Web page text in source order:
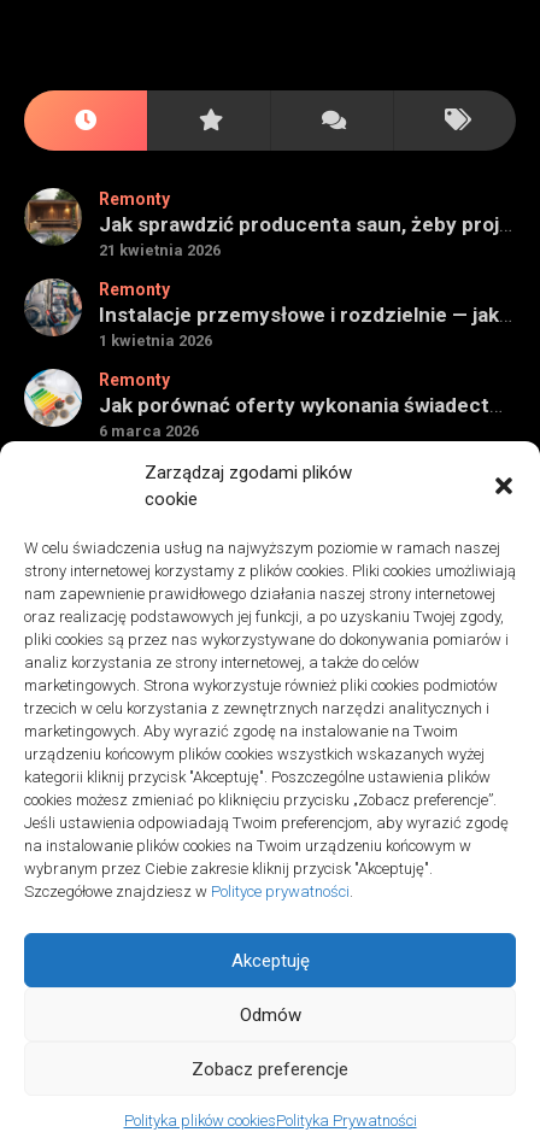
Zarządzaj zgodami plików
cookie
W celu świadczenia usług na najwyższym poziomie w ramach naszej
strony internetowej korzystamy z plików cookies. Pliki cookies umożliwiają
nam zapewnienie prawidłowego działania naszej strony internetowej
oraz realizację podstawowych jej funkcji, a po uzyskaniu Twojej zgody,
pliki cookies są przez nas wykorzystywane do dokonywania pomiarów i
analiz korzystania ze strony internetowej, a także do celów
marketingowych. Strona wykorzystuje również pliki cookies podmiotów
trzecich w celu korzystania z zewnętrznych narzędzi analitycznych i
marketingowych. Aby wyrazić zgodę na instalowanie na Twoim
urządzeniu końcowym plików cookies wszystkich wskazanych wyżej
kategorii kliknij przycisk "Akceptuję". Poszczególne ustawienia plików
cookies możesz zmieniać po kliknięciu przycisku „Zobacz preferencje”.
Jeśli ustawienia odpowiadają Twoim preferencjom, aby wyrazić zgodę
na instalowanie plików cookies na Twoim urządzeniu końcowym w
wybranym przez Ciebie zakresie kliknij przycisk "Akceptuję".
Szczegółowe znajdziesz w Polityce prywatności.
Akceptuję
Odmów
Zobacz preferencje
Polityka plików cookiesPolityka Prywatności
Remonty
Jak sprawdzić producenta saun, żeby projekt miał sens na lata
21 kwietnia 2026
Remonty
Instalacje przemysłowe i rozdzielnie — jak ocenić wykonawcę do obiektu technicznego
1 kwietnia 2026
Remonty
Jak porównać oferty wykonania świadectwa energetycznego bez wpadek
6 marca 2026
Remonty
Znaczenie detali montażowych w codziennej pracy technicznej
Remonty
Podłogi winylowe – jakie mają zalety w porównaniu z drewnianymi
2 listopada 2025
Polityka plików cookies (EU)|Polityka prywatności